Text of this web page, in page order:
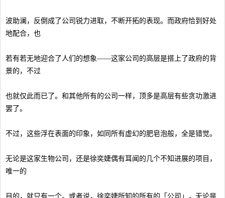
波助澜，反倒成了公司锐力进取，不断开拓的表现。而政府恰到好处
地配合，也
若有若无地迎合了人们的想象——这家公司的高层是搭上了政府的背
景的，不过
也就仅此而已了。和其他所有的公司一样，顶多是高层有些贪功激进
罢了。
不过，这些浮在表面的印象，如同所有虚幻的肥皂泡般，全是错觉。
无论是这家生物公司，还是徐奕婕偶有耳闻的几个不知进展的项目，
唯一的
目的，就只有一个。或者说，徐奕婕所知的所有的「公司」，无论是